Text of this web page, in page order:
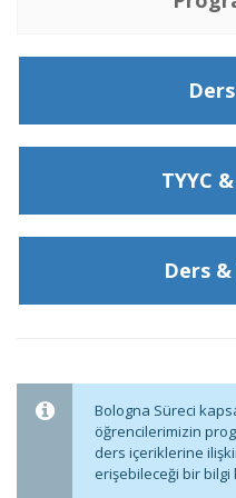
TYYC
Ders
Bologna Süreci
öğrencilerimizin
ders içeriklerine
erişebileceği bir bilgi